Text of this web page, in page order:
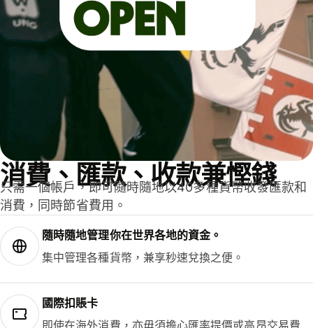
消費、匯款、收款兼慳錢
只需一個帳戶，即可隨時隨地以40多種貨幣收發匯款和
消費，同時節省費用。
隨時隨地管理你在世界各地的資金。
集中管理各種貨幣，兼享秒速兌換之便。
國際扣賬卡